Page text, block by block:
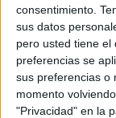
consentimiento.
sus datos
pero usted tiene el
preferencias se
sus preferencias o
momento
"Privacidad" en la
No consta que
producido
porque tras
posibilidad de
vehículo y